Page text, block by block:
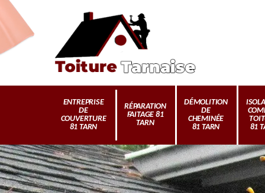
ENTREPRISE
DE
COUVERTURE
81 TARN
RÉPARATION
FAITAGE 81
TARN
DÉMOLITION
DE
CHEMINÉE
81 TARN
81